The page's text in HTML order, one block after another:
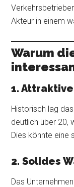
Akteur in einem
Warum
1.
Historisch lag
deutlich über 20,
Dies könnte eine
2. Solides
Das